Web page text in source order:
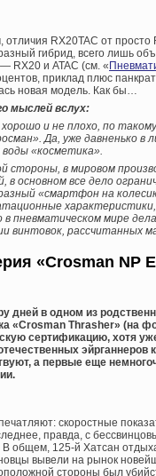
отличия RX20TAC от
гибрид, всего лишь
RX20 и ATAC (см. «
приклад плюс
новая модель. Как бы…
мыслей вслух:
и не плохо, по
Да, уже давненько в
«косметика».
стороны, в мировом
в основном все дело
«смартфон на
в пневматическом мире
винтовок, рассчитанных
«Crosman NP
дней в одном из
«Crosman Thrasher» (на
сертификацию, хотя
а первые еще
скоростные
правда, с
В общем, 125-й Хатсан
вывели на рынок
стороны был